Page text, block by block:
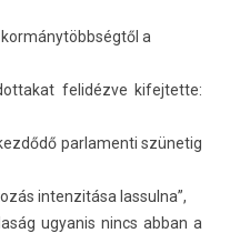
a
felidézve kifej­tette:
par­lamen­ti szünetig
in­ten­zitása las­sulna”,
ugyanis nincs abban a